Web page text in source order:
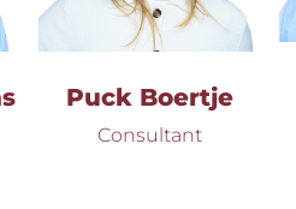
Puck Boertje
Consultant